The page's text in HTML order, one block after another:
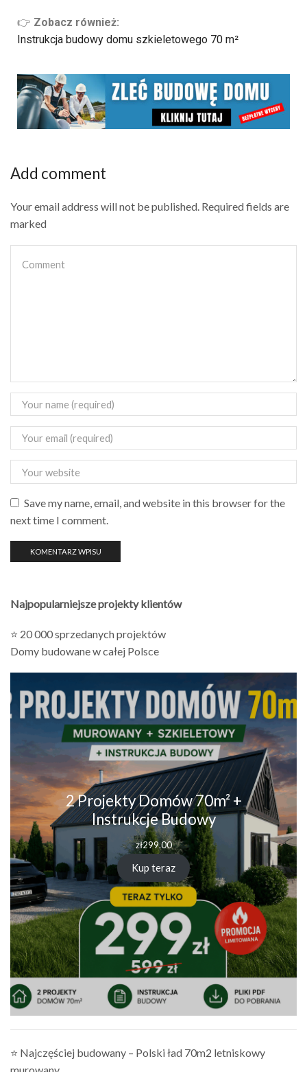
👉 Zobacz również:
Instrukcja budowy domu szkieletowego 70 m²
Add comment
Your email address will not be published. Required fields are
marked
Save my name, email, and website in this browser for the
next time I comment.
Najpopularniejsze projekty klientów
⭐ 20 000 sprzedanych projektów
Domy budowane w całej Polsce
2 Projekty Domów 70m² +
Instrukcje Budowy
zł299.00
Kup teraz
⭐ Najczęściej budowany – Polski ład 70m2 letniskowy
murowany